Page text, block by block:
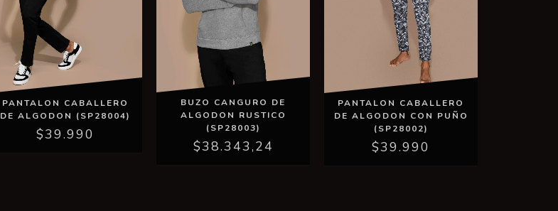
PANTALON CABALLERO
DE ALGODON (SP28004)
$39.990
BUZO CANGURO DE
ALGODON RUSTICO
(SP28003)
$38.343,24
PANTALON CABALLERO
DE ALGODON CON PUÑO
(SP28002)
$39.990